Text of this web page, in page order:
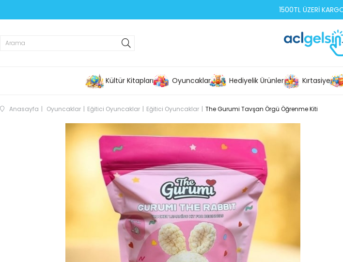
1500TL ÜZERİ
Kültür Kitapları Oyuncaklar Hediyelik Ürünler Kırtasiye
Anasayfa Oyuncaklar Eğitici Oyuncaklar Eğitici Oyuncaklar The Gurumi Tavşan Örgü Öğrenme Kiti